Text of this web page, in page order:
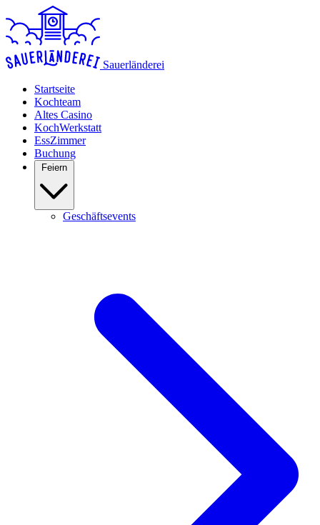
Sauerländerei
Startseite
Kochteam
Altes Casino
KochWerkstatt
EssZimmer
Buchung
Feiern
Geschäftsevents